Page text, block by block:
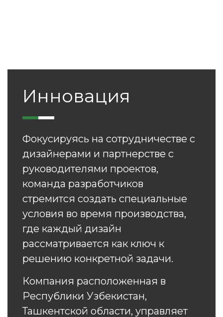
Инновация
Фокусируясь на сотрудничестве с
дизайнерами и партнерстве с
руководителями проектов,
команда разработчиков
стремится создать специальные
условия во время производства,
где каждый дизайн
рассматривается как ключ к
решению конкретной задачи.
Компания расположенная в
Республики Узбекистан,
Ташкентской области, управляет